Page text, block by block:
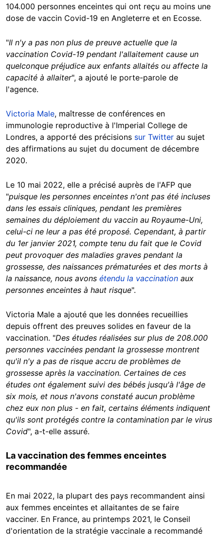
104.000 personnes enceintes qui ont reçu au moins une
dose de vaccin Covid-19 en Angleterre et en Ecosse.
"Il n'y a pas non plus de preuve actuelle que la
vaccination Covid-19 pendant l'allaitement cause un
quelconque préjudice aux enfants allaités ou affecte la
capacité à allaiter", a ajouté le porte-parole de
l'agence.
Victoria Male, maîtresse de conférences en
immunologie reproductive à l'Imperial College de
Londres, a apporté des précisions sur Twitter au sujet
des affirmations au sujet du document de décembre
2020.
Le 10 mai 2022, elle a précisé auprès de l'AFP que
"puisque les personnes enceintes n'ont pas été incluses
dans les essais cliniques, pendant les premières
semaines du déploiement du vaccin au Royaume-Uni,
celui-ci ne leur a pas été proposé. Cependant, à partir
du 1er janvier 2021, compte tenu du fait que le Covid
peut provoquer des maladies graves pendant la
grossesse, des naissances prématurées et des morts à
la naissance, nous avons étendu la vaccination aux
personnes enceintes à haut risque".
Victoria Male a ajouté que les données recueillies
depuis offrent des preuves solides en faveur de la
vaccination. "Des études réalisées sur plus de 208.000
personnes vaccinées pendant la grossesse montrent
qu'il n'y a pas de risque accru de problèmes de
grossesse après la vaccination. Certaines de ces
études ont également suivi des bébés jusqu'à l'âge de
six mois, et nous n'avons constaté aucun problème
chez eux non plus - en fait, certains éléments indiquent
qu'ils sont protégés contre la contamination par le virus
Covid", a-t-elle assuré.
La vaccination des femmes enceintes
recommandée
En mai 2022, la plupart des pays recommandent ainsi
aux femmes enceintes et allaitantes de se faire
vacciner. En France, au printemps 2021, le Conseil
d'orientation de la stratégie vaccinale a recommandé